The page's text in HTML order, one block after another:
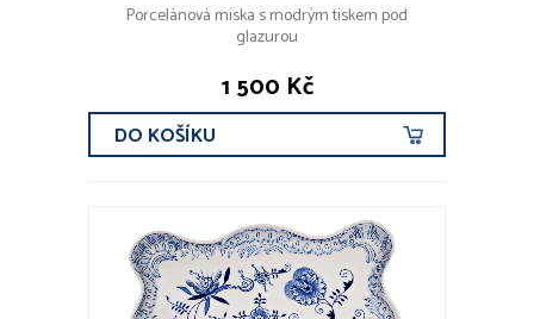
Porcelánová miska s modrým tiskem pod
glazurou
1 500 Kč
DO KOŠÍKU